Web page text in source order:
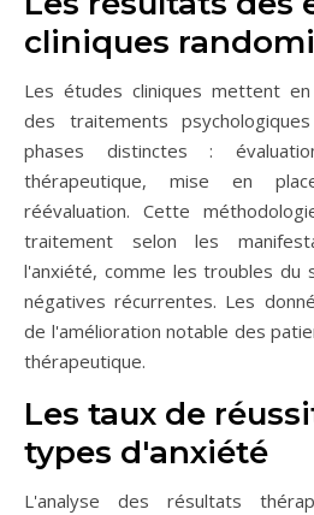
cliniques
Les études cliniques mettent
des traitements
phases distinctes :
thérapeutique, mise en
réévaluation. Cette
traitement selon les
l'anxiété, comme les troubles du
négatives récurrentes. Les
de l'amélioration notable des
thérapeutique.
Les taux de
types d'anxiété
L'analyse des résultats